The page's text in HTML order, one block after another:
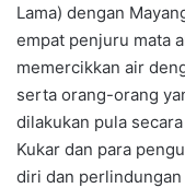
Lama) dengan
empat penjuru mata
memercikkan air
serta orang-orang
dilakukan pula
Kukar dan para
diri dan